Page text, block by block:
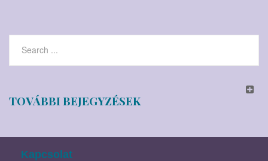
TOVÁBBI BEJEGYZÉSEK
Kapcsolat